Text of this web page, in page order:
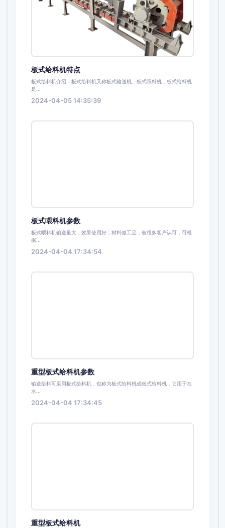
板式给料机特点
板式给料机介绍：板式给料机又称板式输送机、板式喂料机，板式给料机
是...
2024-04-05 14:35:39
板式喂料机参数
板式喂料机输送量大，效果使用好，材料做工足，被很多客户认可，可根
据...
2024-04-04 17:34:54
重型板式给料机参数
输送给料可采用板式给料机，也称为板式给料机或板式给料机，它用于在
水...
2024-04-04 17:34:45
重型板式给料机